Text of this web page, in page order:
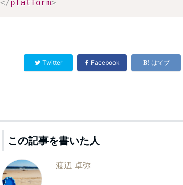
</platform>
Twitter Facebook はてブ
この記事を書いた人
渡辺 卓弥